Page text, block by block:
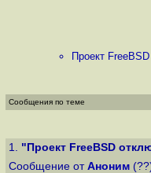
Проект
Сообщения по теме
1. "Проект FreeBSD
Сообщение от Аноним